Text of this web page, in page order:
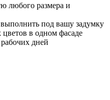
любого размера и
под вашу задумку
в одном фасаде
дней